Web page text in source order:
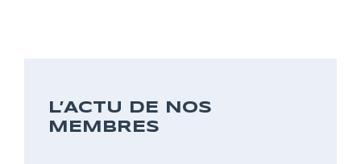
L’ACTU DE NOS
MEMBRES